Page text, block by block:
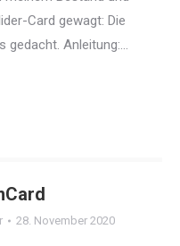
Card gewagt: Die
gedacht. Anleitung:…
28. November 2020